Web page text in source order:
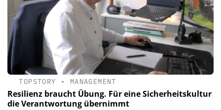
TOPSTORY • MANAGEMENT
Resilienz braucht Übung. Für eine Sicherheitskultur
die Verantwortung übernimmt